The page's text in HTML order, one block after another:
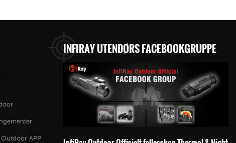
APP
INFIRAY UTENDØRS FACEBOOKGRUPPE